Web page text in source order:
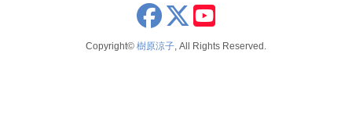
x
Copyright© 樹原涼子 , All Rights Reserved.